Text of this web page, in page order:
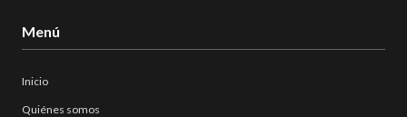
Menú
Inicio
Quiénes somos